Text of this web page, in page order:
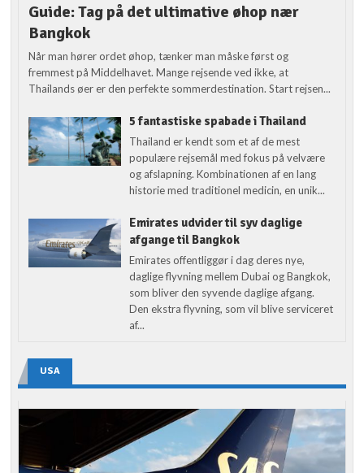
Guide: Tag på det ultimative øhop nær
Bangkok
Når man hører ordet øhop, tænker man måske først og
fremmest på Middelhavet. Mange rejsende ved ikke, at
Thailands øer er den perfekte sommerdestination. Start rejsen...
5 fantastiske spabade i Thailand
Thailand er kendt som et af de mest
populære rejsemål med fokus på velvære
og afslapning. Kombinationen af en lang
historie med traditionel medicin, en unik...
Emirates udvider til syv daglige
afgange til Bangkok
Emirates offentliggør i dag deres nye,
daglige flyvning mellem Dubai og Bangkok,
som bliver den syvende daglige afgang.
Den ekstra flyvning, som vil blive serviceret
af...
USA